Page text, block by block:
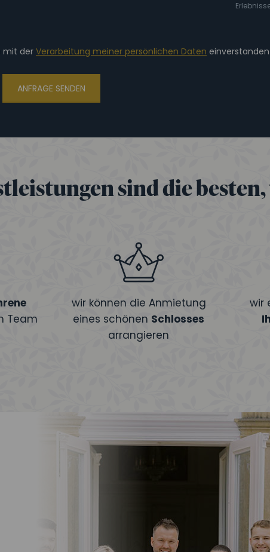
mit derVerarbeitung meiner persönlichen Daten einverstanden.
ANFRAGE SENDEN
sind die
Team
wir können die Anmietung
eines schönen Schlosses
arrangieren
wir